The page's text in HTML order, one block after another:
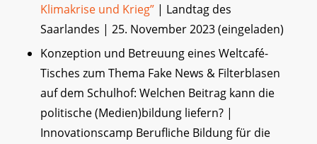
Klimakrise und Krieg”| Landtag des
Saarlandes | 25. November 2023 (eingeladen)
Konzeption und Betreuung eines Weltcafé-
Tisches zum Thema Fake News & Filterblasen
auf dem Schulhof: Welchen Beitrag kann die
politische (Medien)bildung liefern? |
Innovationscamp Berufliche Bildung für die